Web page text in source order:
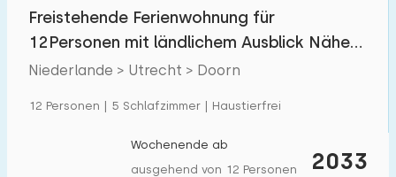
Freistehende Ferienwohnung für
12Personen mit ländlichem Ausblick Nähe
Utrechtse Heuvelrug
Niederlande > Utrecht > Doorn
12 Personen | 5 Schlafzimmer | Haustierfrei
2033
Wochenende ab
ausgehend von 12 Personen